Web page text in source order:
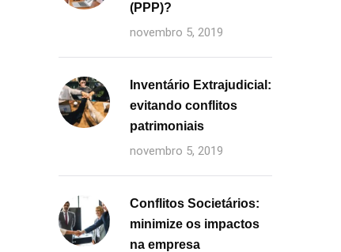
(PPP)?
novembro 5, 2019
Inventário Extrajudicial:
evitando conflitos
patrimoniais
novembro 5, 2019
Conflitos Societários:
minimize os impactos
na empresa